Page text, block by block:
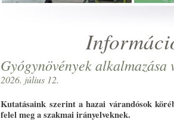
Gyógynövények alkalmazása
2026. július 12.
Kutatásaink szerint a hazai várandósok
felel meg a szakmai irányelveknek.